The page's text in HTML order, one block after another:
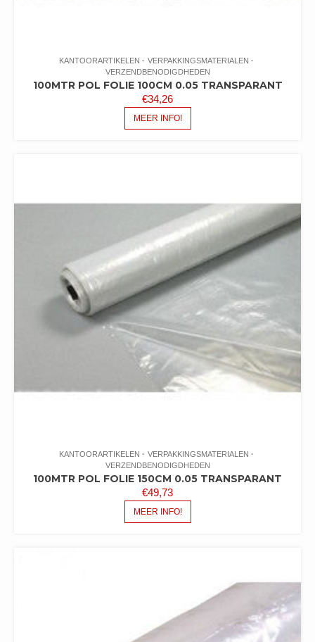
KANTOORARTIKELEN
VERPAKKINGSMATERIALEN
VERZENDBENODIGDHEDEN
100MTR POL FOLIE 100CM 0.05 TRANSPARANT
€34,26
MEER INFO!
KANTOORARTIKELEN
VERPAKKINGSMATERIALEN
VERZENDBENODIGDHEDEN
100MTR POL FOLIE 150CM 0.05 TRANSPARANT
€49,73
MEER INFO!